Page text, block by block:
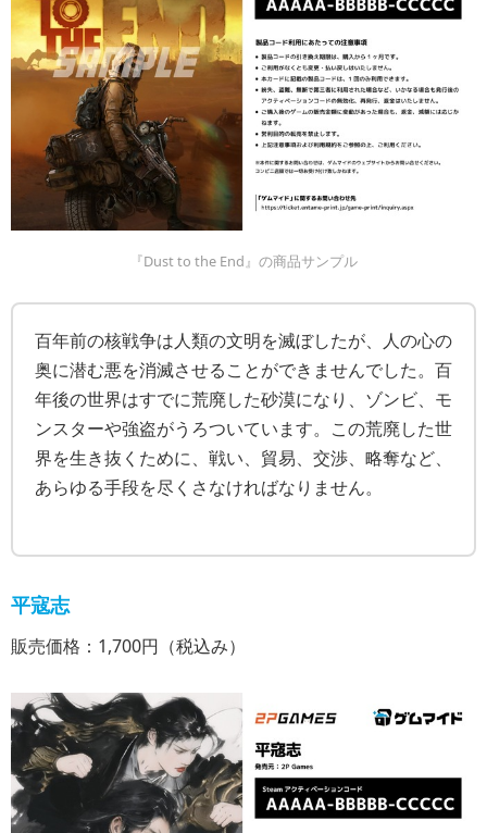
『Dust to the End』の商品サンプル
百年前の核戦争は人類の文明を滅ぼしたが、人の心の
奥に潜む悪を消滅させることができませんでした。百
年後の世界はすでに荒廃した砂漠になり、ゾンビ、モ
ンスターや強盗がうろついています。この荒廃した世
界を生き抜くために、戦い、貿易、交渉、略奪など、
あらゆる手段を尽くさなければなりません。
平寇志
販売価格：1,700円（税込み）